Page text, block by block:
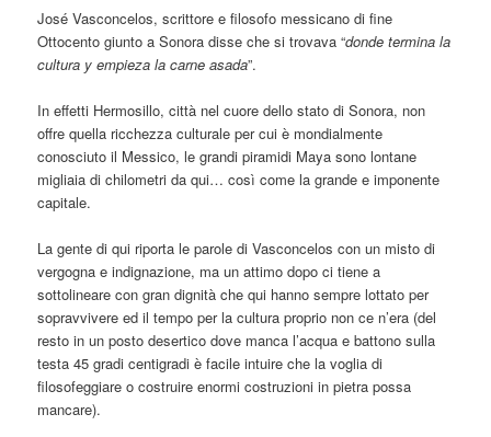
José Vasconcelos, scrittore e filosofo messicano di fine
Ottocento giunto a Sonora disse che si trovava “donde termina la
cultura y empieza la carne asada”.
In effetti Hermosillo, città nel cuore dello stato di Sonora, non
offre quella ricchezza culturale per cui è mondialmente
conosciuto il Messico, le grandi piramidi Maya sono lontane
migliaia di chilometri da qui… così come la grande e imponente
capitale.
La gente di qui riporta le parole di Vasconcelos con un misto di
vergogna e indignazione, ma un attimo dopo ci tiene a
sottolineare con gran dignità che qui hanno sempre lottato per
sopravvivere ed il tempo per la cultura proprio non ce n’era (del
resto in un posto desertico dove manca l’acqua e battono sulla
testa 45 gradi centigradi è facile intuire che la voglia di
filosofeggiare o costruire enormi costruzioni in pietra possa
mancare).